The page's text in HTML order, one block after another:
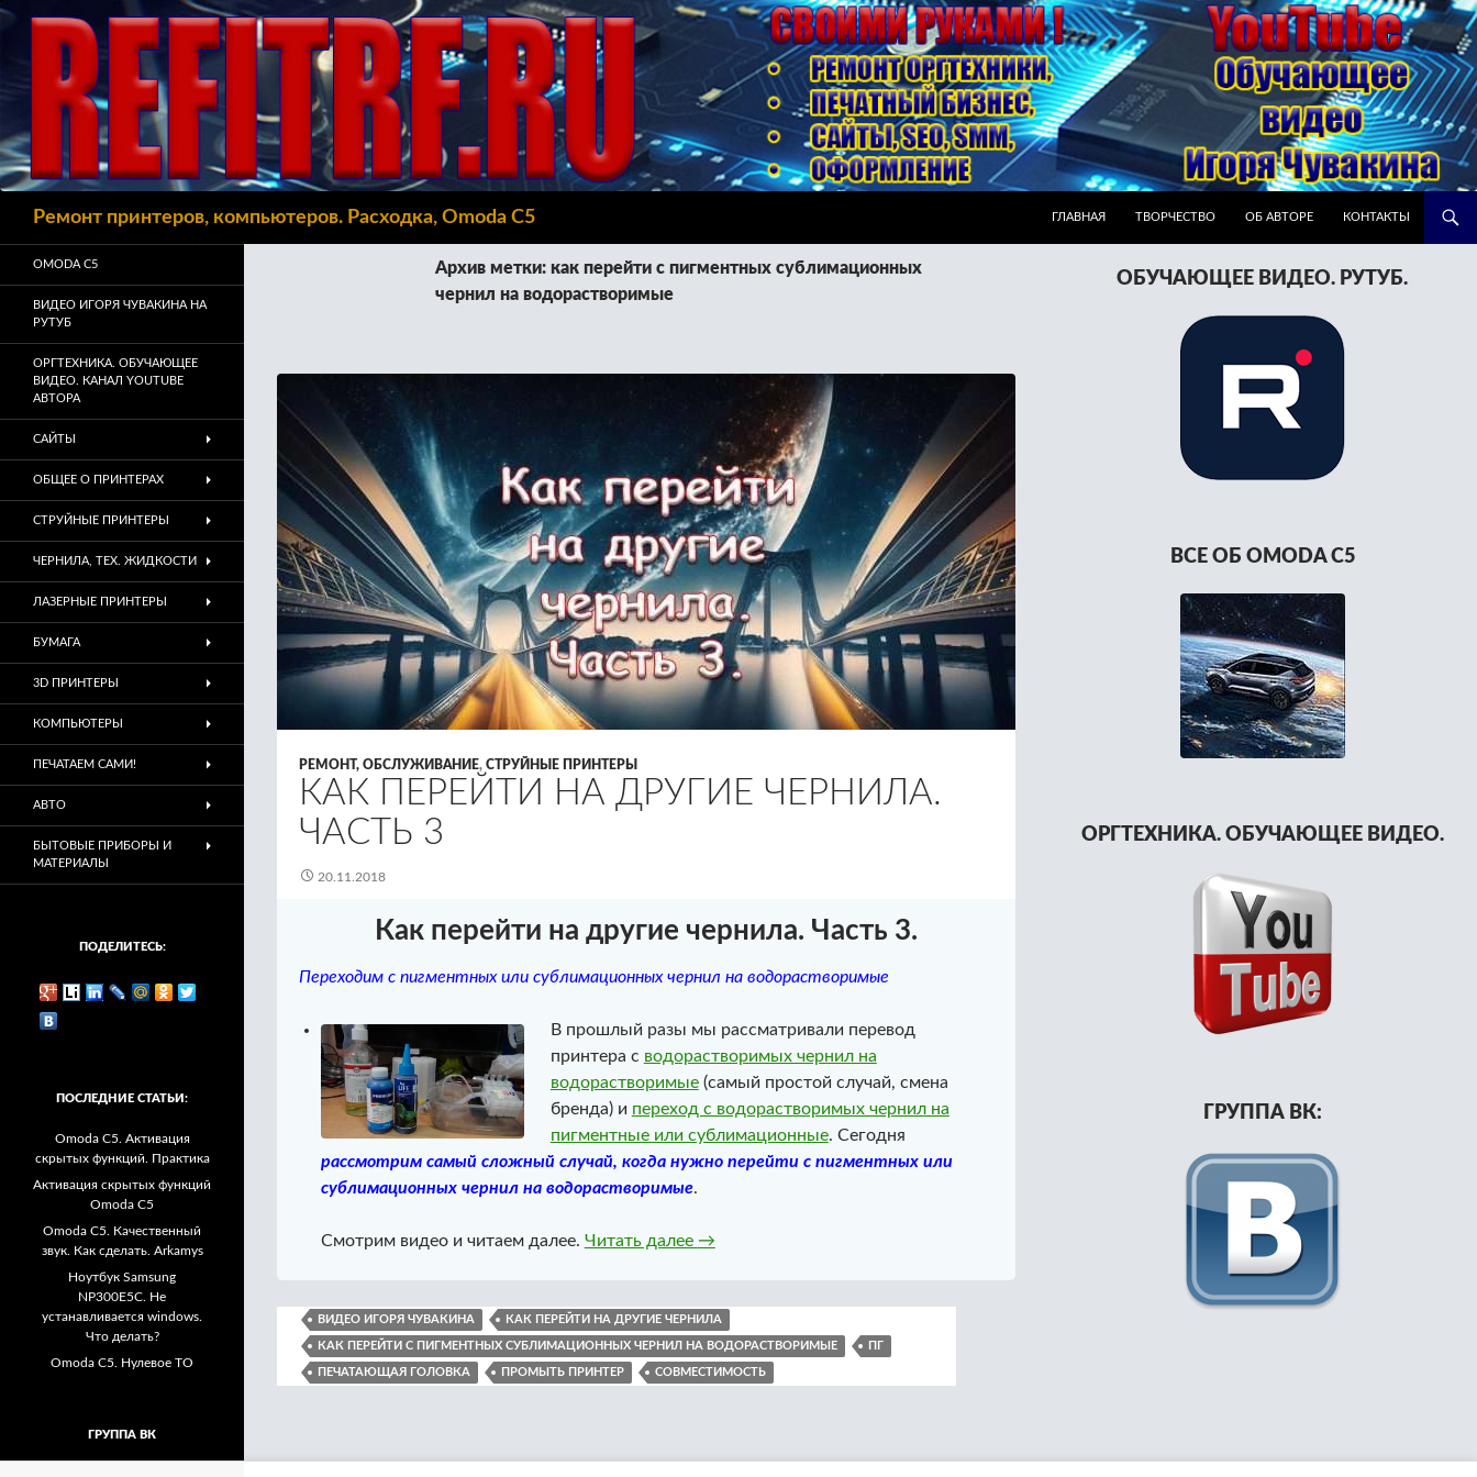
Ремонт принтеров, компьютеров. Расходка, Omoda C5
ГЛАВНАЯ
ТВОРЧЕСТВО ОБ АВТОРЕ КОНТАКТЫ
Архив метки: как перейти с пигментных сублимационных
чернил на водорастворимые
РЕМОНТ, ОБСЛУЖИВАНИЕ, СТРУЙНЫЕ ПРИНТЕРЫ
КАК ПЕРЕЙТИ НА ДРУГИЕ ЧЕРНИЛА.
ЧАСТЬ 3
20.11.2018
Как перейти на другие чернила. Часть 3.
Переходим с пигментных или сублимационных чернил на водорастворимые
В прошлый разы мы рассматривали перевод
принтера с водорастворимых чернил на
водорастворимые(самый простой случай, смена
бренда) и переход с водорастворимых чернил на
пигментные или сублимационные. Сегодня
рассмотрим самый сложный случай, когда нужно перейти с пигментных или
сублимационных чернил на водорастворимые.
Смотрим видео и читаем далее. Читать далее Как перейти на другие чернила. Часть 3
→
ВИДЕО ИГОРЯ ЧУВАКИНА КАК ПЕРЕЙТИ НА ДРУГИЕ ЧЕРНИЛА
КАК ПЕРЕЙТИ С ПИГМЕНТНЫХ СУБЛИМАЦИОННЫХ ЧЕРНИЛ НА ВОДОРАСТВОРИМЫЕ ПГ
ПЕЧАТАЮЩАЯ ГОЛОВКА ПРОМЫТЬ ПРИНТЕР СОВМЕСТИМОСТЬ
ОБУЧАЮЩЕЕ ВИДЕО. РУТУБ.
ВСЕ ОБ OMODA C5
ОРГТЕХНИКА. ОБУЧАЮЩЕЕ ВИДЕО.
ГРУППА ВК:
OMODA C5
ВИДЕО ИГОРЯ ЧУВАКИНА НА
РУТУБ
ОРГТЕХНИКА. ОБУЧАЮЩЕЕ
ВИДЕО. КАНАЛ YOUTUBE
АВТОРА
САЙТЫ
ОБЩЕЕ О ПРИНТЕРАХ
СТРУЙНЫЕ ПРИНТЕРЫ
ЧЕРНИЛА, ТЕХ. ЖИДКОСТИ
ЛАЗЕРНЫЕ ПРИНТЕРЫ
БУМАГА
3D ПРИНТЕРЫ
КОМПЬЮТЕРЫ
ПЕЧАТАЕМ САМИ!
АВТО
БЫТОВЫЕ ПРИБОРЫ И
МАТЕРИАЛЫ
ПОДЕЛИТЕСЬ:
ПОСЛЕДНИЕ СТАТЬИ:
Omoda C5. Активация
скрытых функций. Практика
Активация скрытых функций
Omoda C5
Omoda C5. Качественный
звук. Как сделать. Arkamys
Ноутбук Samsung
NP300E5C. Не
устанавливается windows.
Что делать?
Omoda C5. Нулевое ТО
ГРУППА ВК